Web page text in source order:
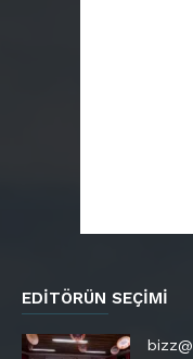
EDITÖRÜN SEÇIMI